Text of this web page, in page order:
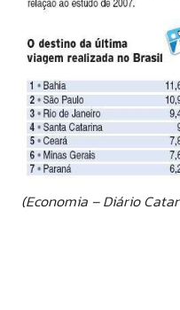
(Economia – Diário